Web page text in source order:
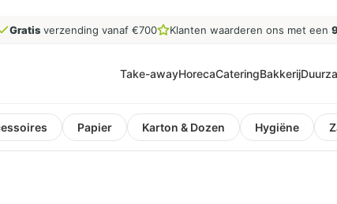
Gratisverzending vanaf €700 Klanten waarderen ons met een
Take-awayHorecaCateringBakkerij
Papier Karton & Dozen Hygiëne